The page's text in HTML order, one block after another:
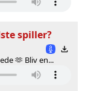
spiller?
🫶 Bliv en...